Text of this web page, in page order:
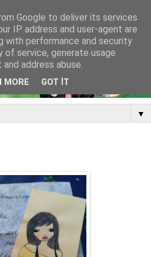
▼
Google to deliver its services
IP address and user-agent are
with performance and security
service, generate usage
address abuse.
MORE GOT IT